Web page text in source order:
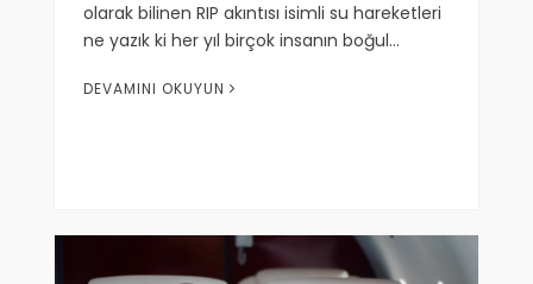
olarak bilinen RIP akıntısı isimli su hareketleri
ne yazık ki her yıl birçok insanın boğul…
DEVAMINI OKUYUN